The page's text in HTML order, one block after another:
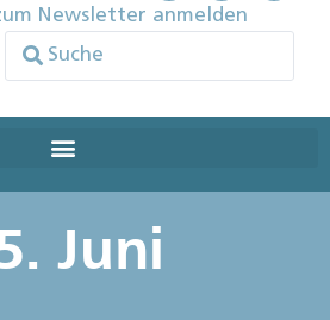
Newsletter anmelden
Juni